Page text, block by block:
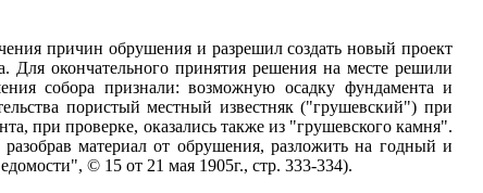
причин обрушения и разрешил создать новый проект
Для окончательного принятия решения на месте решили
собора признали: возможную осадку фундамента и
пористый местный известняк ("грушевский") при
при проверке, оказались также из "грушевского камня".
материал от обрушения, разложить на годный и
© 15 от 21 мая 1905г., стр. 333-334).